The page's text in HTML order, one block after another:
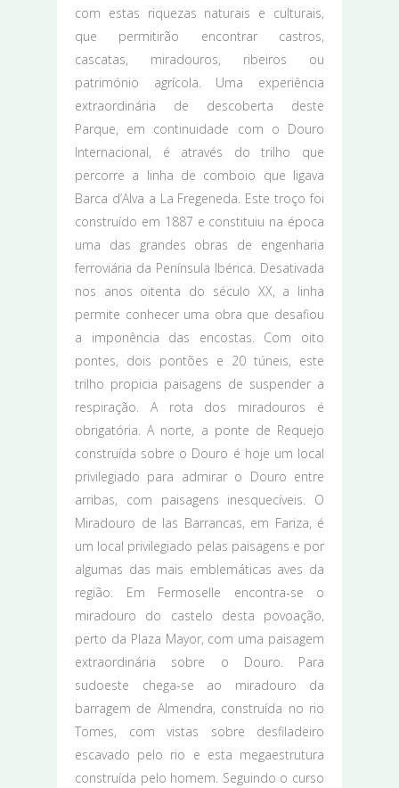
com estas riquezas naturais e culturais,
que permitirão encontrar castros,
cascatas, miradouros, ribeiros ou
património agrícola. Uma experiência
extraordinária de descoberta deste
Parque, em continuidade com o Douro
Internacional, é através do trilho que
percorre a linha de comboio que ligava
Barca d’Alva a La Fregeneda. Este troço foi
construído em 1887 e constituiu na época
uma das grandes obras de engenharia
ferroviária da Península Ibérica. Desativada
nos anos oitenta do século XX, a linha
permite conhecer uma obra que desafiou
a imponência das encostas. Com oito
pontes, dois pontões e 20 túneis, este
trilho propicia paisagens de suspender a
respiração. A rota dos miradouros é
obrigatória. A norte, a ponte de Requejo
construída sobre o Douro é hoje um local
privilegiado para admirar o Douro entre
arribas, com paisagens inesquecíveis. O
Miradouro de las Barrancas, em Fariza, é
um local privilegiado pelas paisagens e por
algumas das mais emblemáticas aves da
região. Em Fermoselle encontra-se o
miradouro do castelo desta povoação,
perto da Plaza Mayor, com uma paisagem
extraordinária sobre o Douro. Para
sudoeste chega-se ao miradouro da
barragem de Almendra, construída no rio
Tomes, com vistas sobre desfiladeiro
escavado pelo rio e esta megaestrutura
construída pelo homem. Seguindo o curso